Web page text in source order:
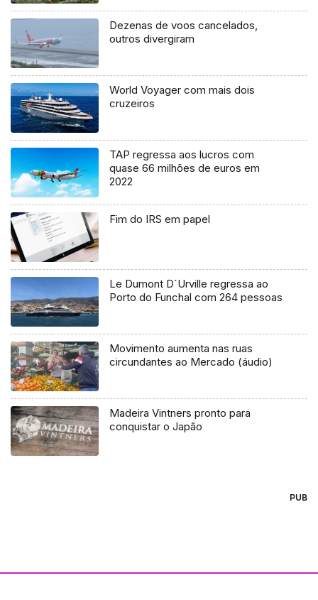
Dezenas de voos cancelados,
outros divergiram
World Voyager com mais dois
cruzeiros
TAP regressa aos lucros com
quase 66 milhões de euros em
2022
Fim do IRS em papel
Le Dumont D´Urville regressa ao
Porto do Funchal com 264 pessoas
Movimento aumenta nas ruas
circundantes ao Mercado (áudio)
Madeira Vintners pronto para
conquistar o Japão
PUB